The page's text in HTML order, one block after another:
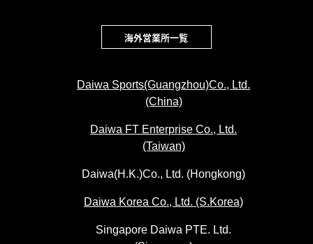
海外営業所一覧
Daiwa Sports(Guangzhou)Co., Ltd.
(China)
Daiwa FT Enterprise Co., Ltd.
(Taiwan)
Daiwa(H.K.)Co., Ltd. (Hongkong)
Daiwa Korea Co., Ltd. (S.Korea)
Singapore Daiwa PTE. Ltd.